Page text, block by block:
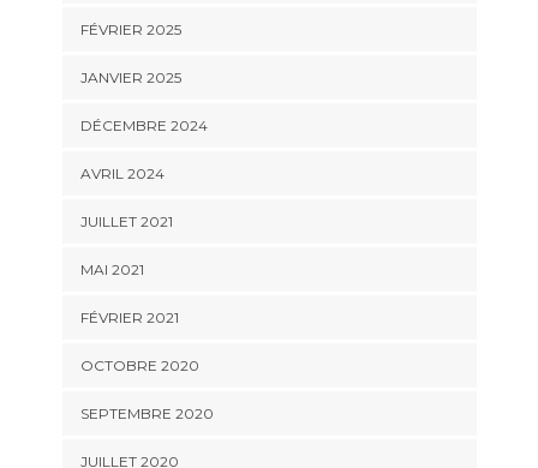
FÉVRIER 2025
JANVIER 2025
DÉCEMBRE 2024
AVRIL 2024
JUILLET 2021
MAI 2021
FÉVRIER 2021
OCTOBRE 2020
SEPTEMBRE 2020
JUILLET 2020